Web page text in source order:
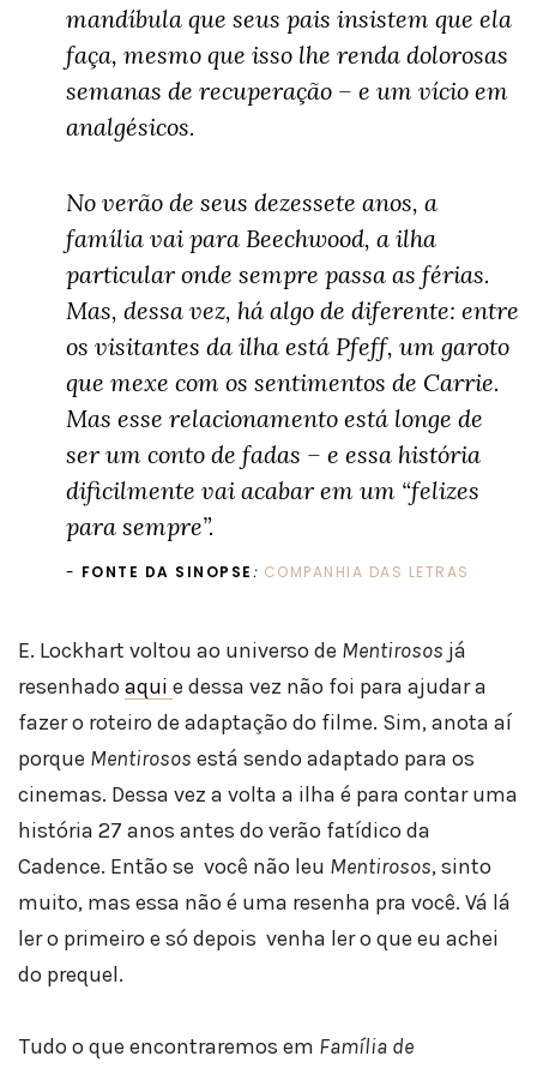
mandíbula que seus pais insistem que ela
faça, mesmo que isso lhe renda dolorosas
semanas de recuperação – e um vício em
analgésicos.
No verão de seus dezessete anos, a
família vai para Beechwood, a ilha
particular onde sempre passa as férias.
Mas, dessa vez, há algo de diferente: entre
os visitantes da ilha está Pfeff, um garoto
que mexe com os sentimentos de Carrie.
Mas esse relacionamento está longe de
ser um conto de fadas – e essa história
dificilmente vai acabar em um “felizes
para sempre”.
FONTE DA SINOPSE: COMPANHIA DAS LETRAS
E. Lockhart voltou ao universo de Mentirosos já
resenhado aqui e dessa vez não foi para ajudar a
fazer o roteiro de adaptação do filme. Sim, anota aí
porque Mentirosos está sendo adaptado para os
cinemas. Dessa vez a volta a ilha é para contar uma
história 27 anos antes do verão fatídico da
Cadence. Então se você não leu Mentirosos, sinto
muito, mas essa não é uma resenha pra você. Vá lá
ler o primeiro e só depois venha ler o que eu achei
do prequel.
Tudo o que encontraremos em Família de